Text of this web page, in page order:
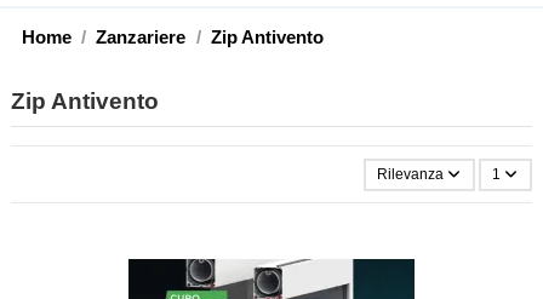
Home Zanzariere Zip Antivento
Zip Antivento
Rilevanza 1